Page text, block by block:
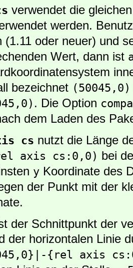
verwendet die
werden.
(1.11 oder neuer) und
Wert, dann ist
bezeichnet (50045,0)
. Die Option
dem Laden des
cs nutzt die Länge
axis cs:0,0) bei
y Koordinate des
der Punkt mit der
der Schnittpunkt der
der horizontalen Linie
{rel axis